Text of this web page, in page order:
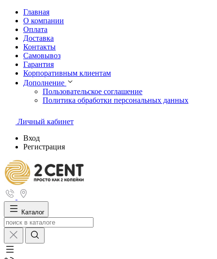
Главная
О компании
Оплата
Доставка
Контакты
Самовывоз
Гарантия
Корпоративным клиентам
Дополнение
Пользовательское соглашение
Политика обработки персональных данных
Личный кабинет
Вход
Регистрация
Каталог